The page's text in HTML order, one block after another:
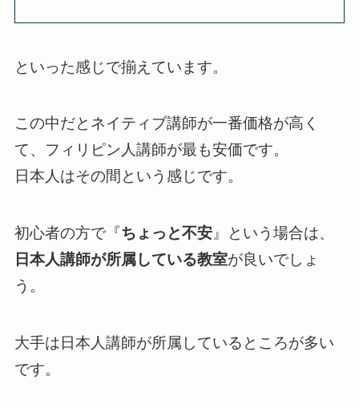
といった感じで揃えています。
この中だとネイティブ講師が一番価格が高く
て、フィリピン人講師が最も安価です。
日本人はその間という感じです。
初心者の方で『ちょっと不安』という場合は、
日本人講師が所属している教室が良いでしょ
う。
大手は日本人講師が所属しているところが多い
です。